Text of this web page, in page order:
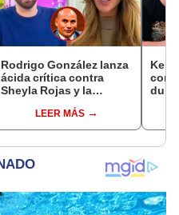
Rodrigo González lanza
ácida crítica contra
Sheyla Rojas y la
relación con su hijo: "Te
has dedicado a buscar
LEER MÁS
dura